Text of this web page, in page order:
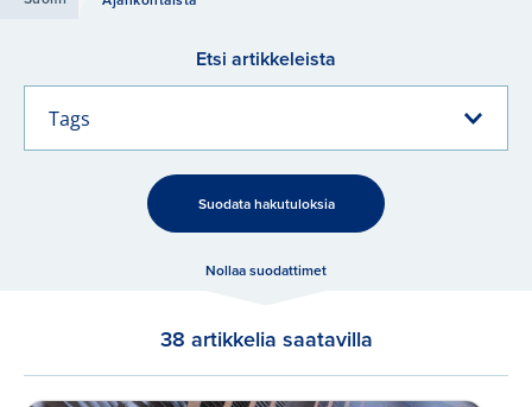
Etsi artikkeleista
Tags
Suodata hakutuloksia
Nollaa suodattimet
38 artikkelia saatavilla